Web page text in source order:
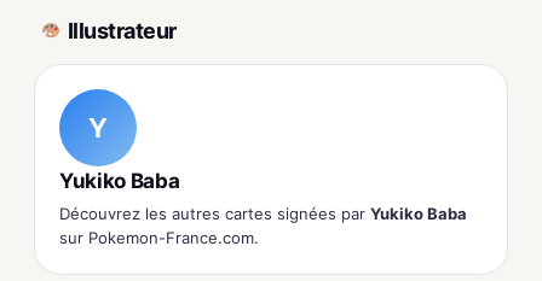
Illustrateur
Y
Yukiko Baba
Découvrez les autres cartes signées par Yukiko Baba
sur Pokemon-France.com.